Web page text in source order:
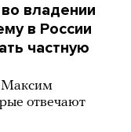
владении
в России
частную
Максим
отвечают